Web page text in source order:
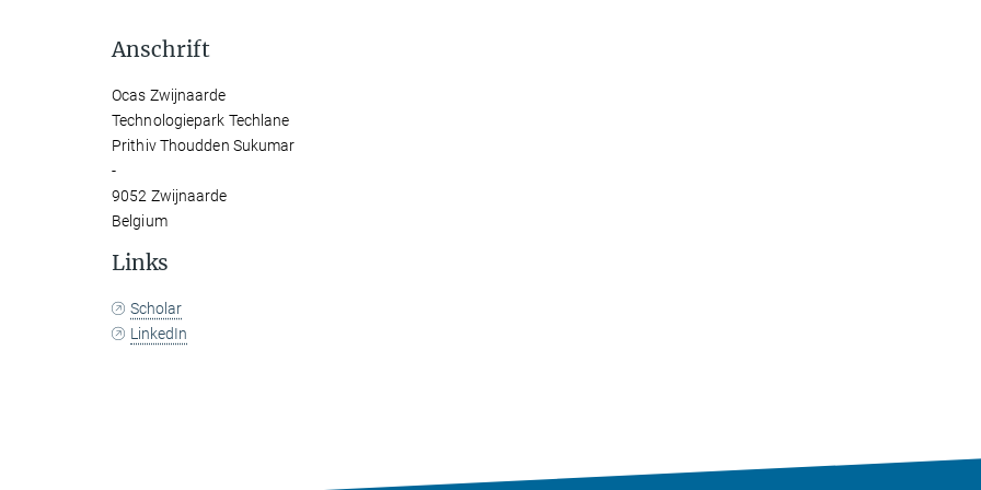
Anschrift
Ocas Zwijnaarde
Technologiepark Techlane
Prithiv Thoudden Sukumar
-
9052 Zwijnaarde
Belgium
Links
Scholar
LinkedIn